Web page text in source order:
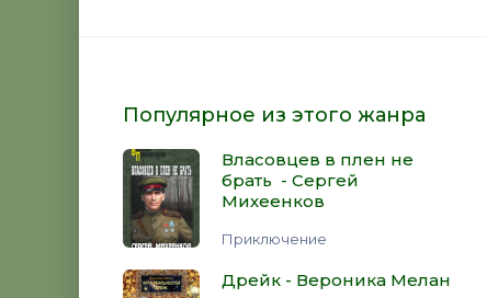
Популярное из этого жанра
Власовцев в плен не
брать - Сергей
Михеенков
Приключение
Дрейк - Вероника Мелан